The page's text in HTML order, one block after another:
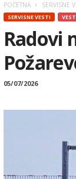
POČETNA SERVISNE
SERVISNE VESTI
Radovi
05/07/2026